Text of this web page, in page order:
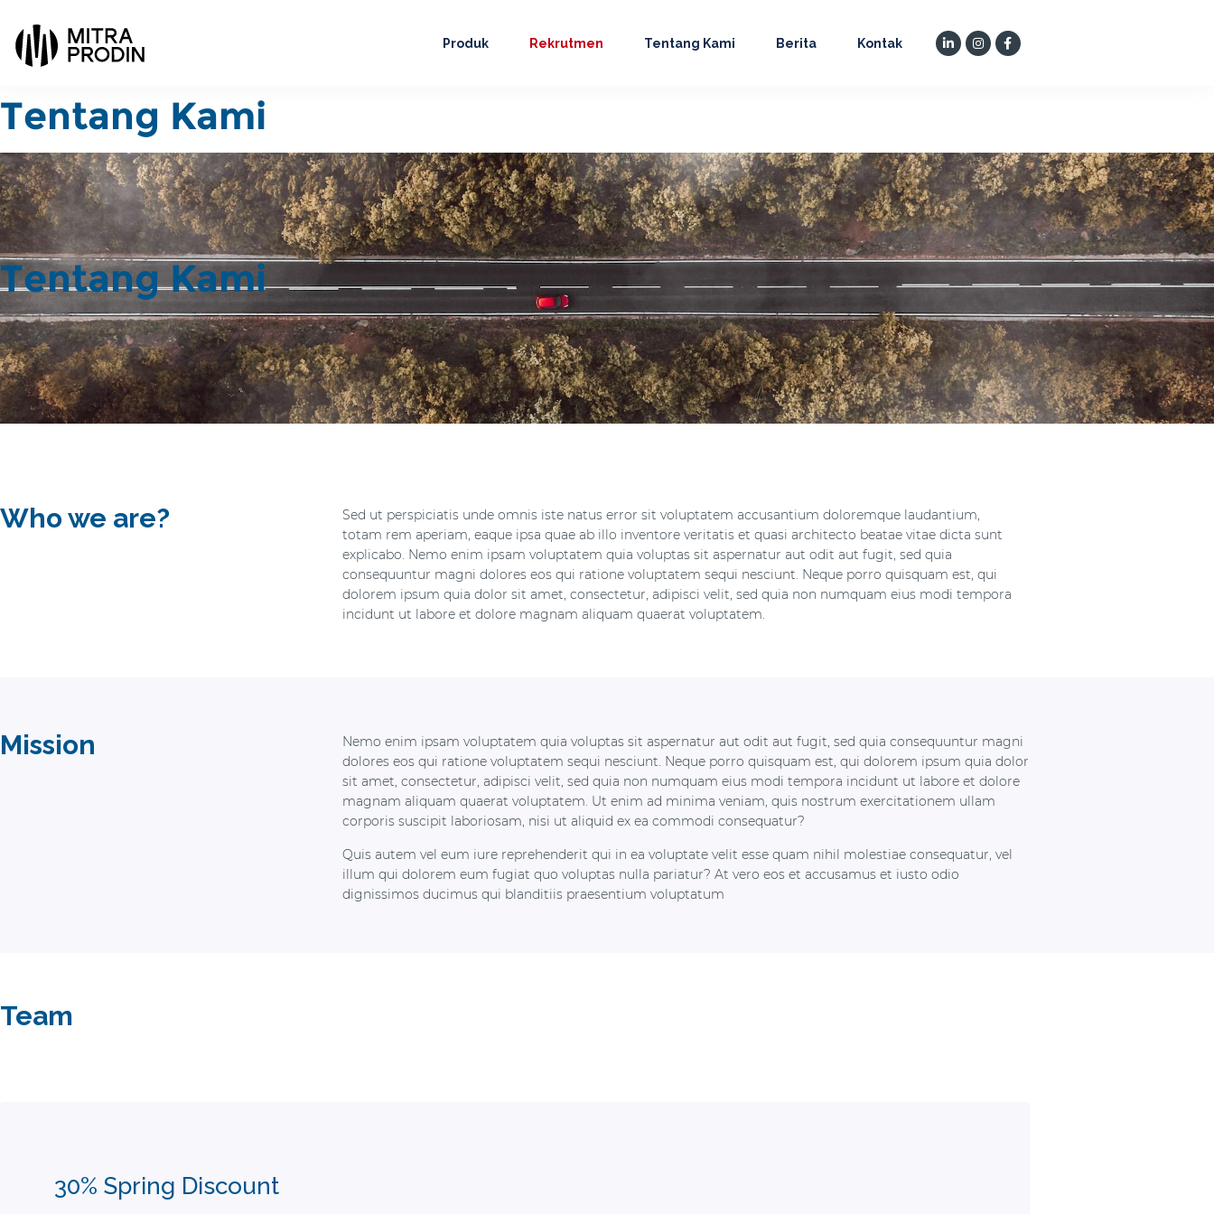
Produk Rekrutmen Tentang Kami Berita Kontak
Tentang Kami
Tentang Kami
Who we are?
Sed ut perspiciatis unde omnis iste natus error sit voluptatem accusantium doloremque laudantium,
totam rem aperiam, eaque ipsa quae ab illo inventore veritatis et quasi architecto beatae vitae dicta sunt
explicabo. Nemo enim ipsam voluptatem quia voluptas sit aspernatur aut odit aut fugit, sed quia
consequuntur magni dolores eos qui ratione voluptatem sequi nesciunt. Neque porro quisquam est, qui
dolorem ipsum quia dolor sit amet, consectetur, adipisci velit, sed quia non numquam eius modi tempora
incidunt ut labore et dolore magnam aliquam quaerat voluptatem.
Mission
Nemo enim ipsam voluptatem quia voluptas sit aspernatur aut odit aut fugit, sed quia consequuntur magni
dolores eos qui ratione voluptatem sequi nesciunt. Neque porro quisquam est, qui dolorem ipsum quia dolor
sit amet, consectetur, adipisci velit, sed quia non numquam eius modi tempora incidunt ut labore et dolore
magnam aliquam quaerat voluptatem. Ut enim ad minima veniam, quis nostrum exercitationem ullam
corporis suscipit laboriosam, nisi ut aliquid ex ea commodi consequatur?
Quis autem vel eum iure reprehenderit qui in ea voluptate velit esse quam nihil molestiae consequatur, vel
illum qui dolorem eum fugiat quo voluptas nulla pariatur? At vero eos et accusamus et iusto odio
dignissimos ducimus qui blanditiis praesentium voluptatum
Team
30% Spring Discount